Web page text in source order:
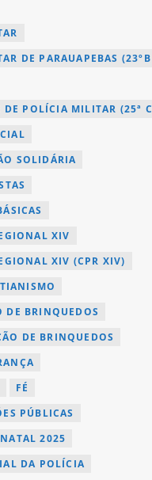
DE PARAUAPEBAS
POLÍCIA MILITAR (25ª
SOLIDÁRIA
XIV
XIV (CPR XIV)
DE BRINQUEDOS
DE BRINQUEDOS
FÉ
PÚBLICAS
NATAL 2025
DA POLÍCIA